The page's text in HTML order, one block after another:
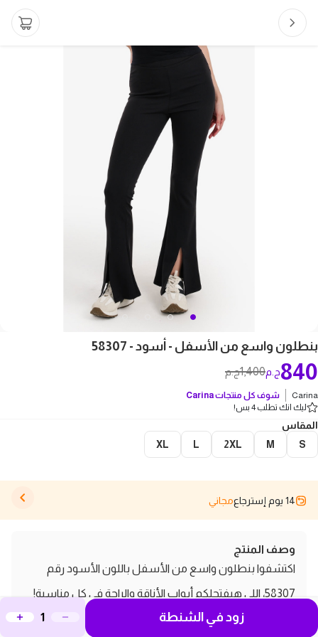
بنطلون واسع من الأسفل - أسود - 58307
1,400ج.م 840ج.م
Carina شوف كل منتجاتCarina
ليك انك تطلب 4 بس!
المقاس
S
M
2XL
L
XL
14 يوم إسترجاع مجاني
وصف المنتج
اكتشفوا بنطلون واسع من الأسفل باللون الأسود رقم
58307، اللي هيفتحلكم أبواب الأناقة والراحة في كل مناسبة!
التصميم العصري والواسع من الأسفل مش بس بيخليكم
زود في الشنطة